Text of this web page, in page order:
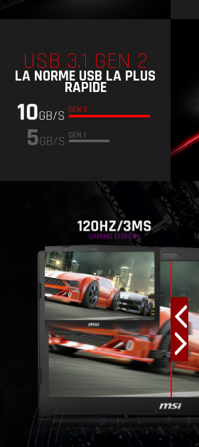
USB 3.1 GEN 2
LA NORME USB LA PLUS
RAPIDE